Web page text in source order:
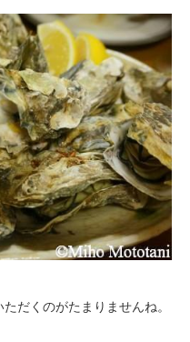
だくのがたまりませんね。